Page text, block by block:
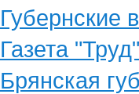
Губернские
Газета "Труд"
Брянская